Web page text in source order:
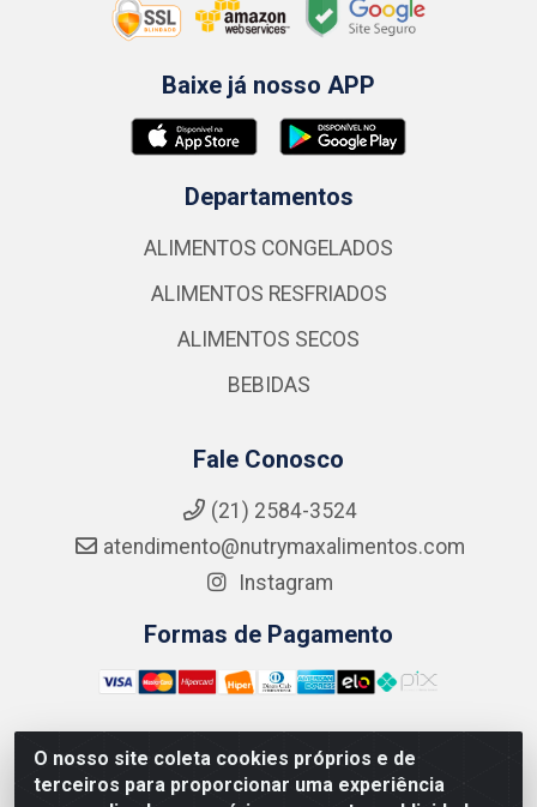
O nosso site coleta cookies próprios e de
terceiros para proporcionar uma experiência
Baixe já nosso APP
Departamentos
ALIMENTOS CONGELADOS
ALIMENTOS RESFRIADOS
ALIMENTOS SECOS
BEBIDAS
Fale Conosco
(21) 2584-3524
atendimento@nutrymaxalimentos.com
Instagram
Formas de Pagamento
NUTRY MAX COMÉRCIO DE PRODUTOS ALIMENTICIOS
LTDA - RUA DO FEIJÃO, 721 PENHA CIRCULAR/RJ -